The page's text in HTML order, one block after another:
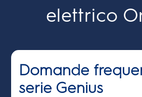
elettrico
Domande
serie Genius